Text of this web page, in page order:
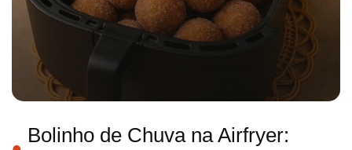
Bolinho de Chuva na Airfryer: